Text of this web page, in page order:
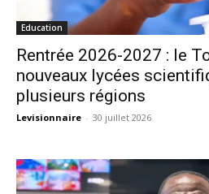
Education
Rentrée 2026-2027 : le
nouveaux lycées
plusieurs régions
Levisionnaire - 30 juillet 2026